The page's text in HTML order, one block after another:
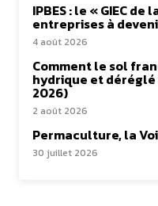
IPBES : le « GIEC
entreprises à
4 août 2026
Comment le sol
hydrique et
2026)
2 août 2026
Permaculture, la
30 juillet 2026